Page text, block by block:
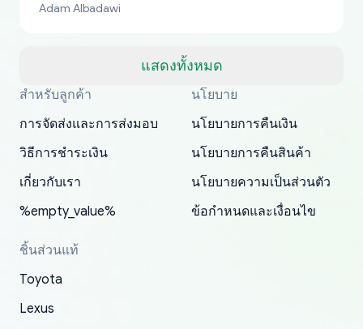
แสดงทั้งหมด
a matter of days. Very professional company as
well, I forgot to add my apartment number in
my address and contacted them with the
correct information. They updated my address
promptly. Will 100% be returning to order parts
Adam Albadawi
Thank you, yoshiparts.com for the responsive
customer service and for being a reliable
have ordered from yoshi three times within
2022. The first two orders were received timely
and with no problems. The third order was not
received at all. According to yoshi's shipper, the
parcel was lost somewhere within the U.S.
replacement order was shipped and received.
The only reason for giving them 4 stars instead
South Guam
OEM parts at prices that nobody else can beat.
Fast shipping to USA… I’m happy!
P. Ginez
Basically, this is my 6th time ordering parts for
my XRs (which is hard to find these days). Item
19 delays which is understandable, the package
is packed well! More so, I am genuinely happy
about the updates whether the item I added to
my cart is available or not. It's hassle free, I've
had troubles on my previous orders but they
and giving me updates.
All genuine oem parts all in perfect condition I
have told everyone about this site very reliable
appreciate everything.
Jay W
I am so shocked at good time, all just because
needed parts for making my cars more
mudguards,flares ) area insane good shape for
my VDJ79, thank you yoshi, for caring
packaging and also because i can look for all
parts needed for upgrading from LX to VX
toyota!.
YANAN RAMIREZ GONZALEZ
สำหรับลูกค้า
การจัดส่งและการส่งมอบ
วิธีการชำระเงิน
เกี่ยวกับเรา
%empty_value%
นโยบาย
นโยบายการคืนเงิน
นโยบายการคืนสินค้า
นโยบายความเป็นส่วนตัว
ข้อกำหนดและเงื่อนไข
ชิ้นส่วนแท้
Toyota
Lexus